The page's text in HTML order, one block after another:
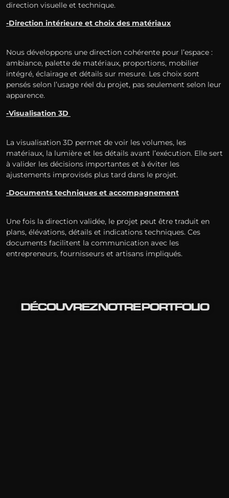
direction visuelle et technique.
-Direction intérieure et choix des matériaux
Nous développons une direction cohérente pour l’espace :
ambiance, palette de matériaux, proportions, mobilier
intégré, éclairage et détails sur mesure. Les choix sont
pensés selon l’usage réel du projet, pas seulement selon leur
apparence.
-Visualisation 3D
La visualisation 3D permet de voir les volumes, les
matériaux, la lumière et les détails avant l’exécution. Elle sert
à valider les décisions importantes et à éviter les
ajustements improvisés plus tard dans le projet.
-Documents techniques et accompagnement
Une fois la direction validée, le projet peut être traduit en
plans, élévations, détails et indications techniques. Ces
documents facilitent la communication avec les
entrepreneurs, fournisseurs et artisans impliqués.
DÉCOUVREZ NOTRE PORTFOLIO